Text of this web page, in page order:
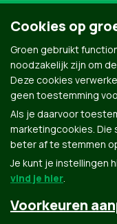
Groen.be
Cookies op
Groen gebruikt
noodzakelijk zijn om
Deze cookies
geen toestemming
Als je daarvoor
marketingcookies.
beter af te stemmen
Je kunt je instellingen
vind je hier.
Voorkeuren